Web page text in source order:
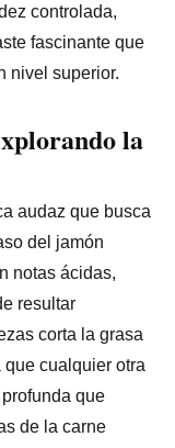
controlada,
fascinante que
nivel superior.
la
audaz que busca
del jamón
notas ácidas,
resultar
corta la grasa
cualquier otra
que
de la carne